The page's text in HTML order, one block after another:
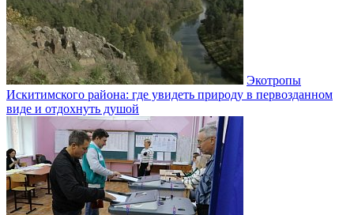
Экотропы
Искитимского района: где увидеть природу в первозданном
виде и отдохнуть душой